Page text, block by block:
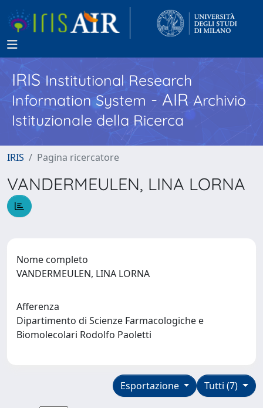
IRISInstitutional Research
Information System - AIR Archivio
Istituzionale della Ricerca
IRIS Pagina ricercatore
VANDERMEULEN, LINA LORNA
Nome completo
VANDERMEULEN, LINA LORNA
Afferenza
Dipartimento di Scienze Farmacologiche e
Biomolecolari Rodolfo Paoletti
Tutti (7)
Esportazione